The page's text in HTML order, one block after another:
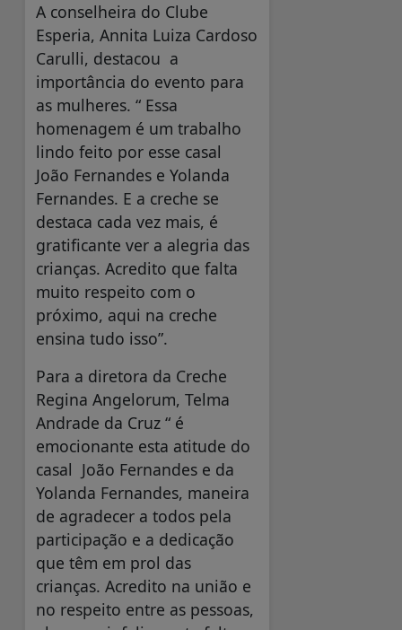
A conselheira do Clube
Esperia, Annita Luiza Cardoso
Carulli, destacou a
importância do evento para
as mulheres. “ Essa
homenagem é um trabalho
lindo feito por esse casal
João Fernandes e Yolanda
Fernandes. E a creche se
destaca cada vez mais, é
gratificante ver a alegria das
crianças. Acredito que falta
muito respeito com o
próximo, aqui na creche
ensina tudo isso”.
Para a diretora da Creche
Regina Angelorum, Telma
Andrade da Cruz “ é
emocionante esta atitude do
casal João Fernandes e da
Yolanda Fernandes, maneira
de agradecer a todos pela
participação e a dedicação
que têm em prol das
crianças. Acredito na união e
no respeito entre as pessoas,